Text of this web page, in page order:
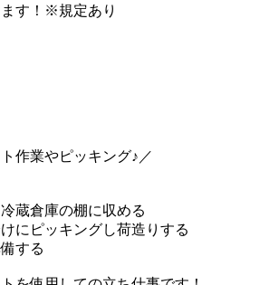
す！※規定あり
作業やピッキング♪／
蔵倉庫の棚に収める
にピッキングし荷造りする
する